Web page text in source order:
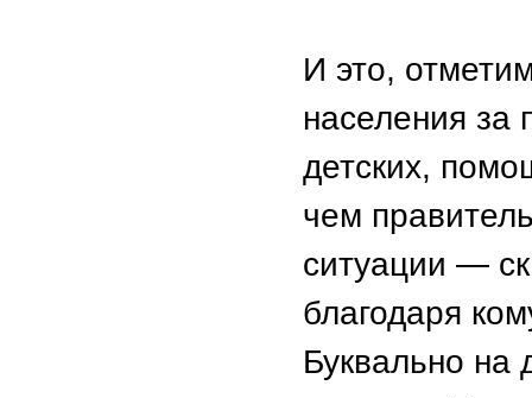
И это,
населения за
детских,
чем
ситуации —
благодаря
Буквально на